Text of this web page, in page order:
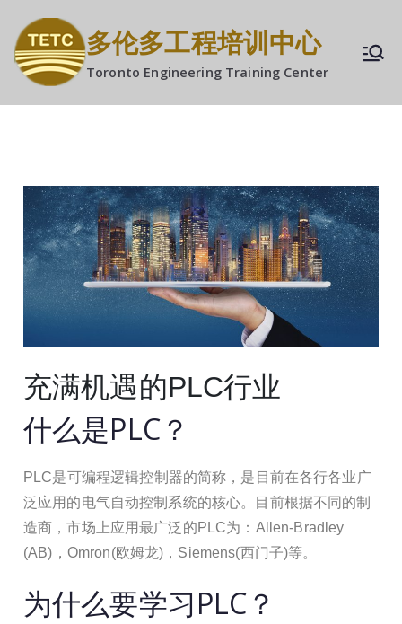
多伦多工程培训中心
Toronto Engineering Training Center
充满机遇的PLC行业
什么是PLC？
PLC是可编程逻辑控制器的简称，是目前在各行各业广
泛应用的电气自动控制系统的核心。目前根据不同的制
造商，市场上应用最广泛的PLC为：Allen-Bradley
(AB)，Omron(欧姆龙)，Siemens(西门子)等。
为什么要学习PLC？